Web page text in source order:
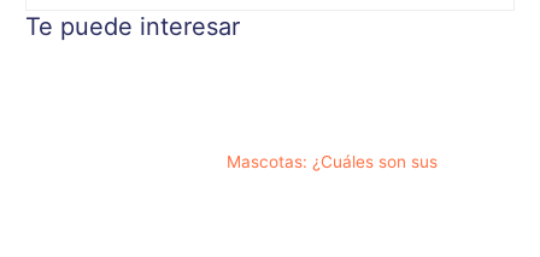
Te puede interesar
Mascotas: ¿Cuáles son sus